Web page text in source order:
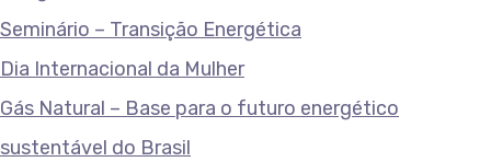
Seminário – Transição Energética
Dia Internacional da Mulher
Gás Natural – Base para o futuro energético
sustentável do Brasil